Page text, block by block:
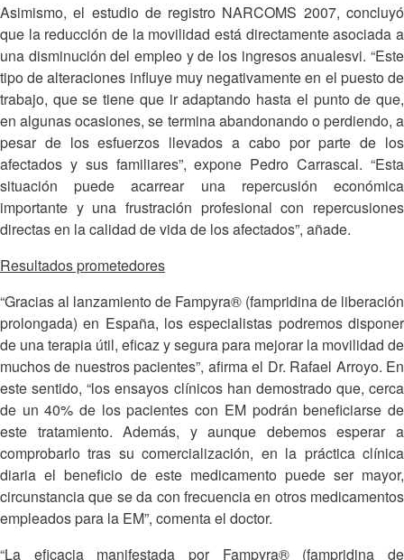
Asimismo, el estudio de registro NARCOMS 2007, concluyó
que la reducción de la movilidad está directamente asociada a
una disminución del empleo y de los ingresos anualesvi. “Este
tipo de alteraciones influye muy negativamente en el puesto de
trabajo, que se tiene que ir adaptando hasta el punto de que,
en algunas ocasiones, se termina abandonando o perdiendo, a
pesar de los esfuerzos llevados a cabo por parte de los
afectados y sus familiares”, expone Pedro Carrascal. “Esta
situación puede acarrear una repercusión económica
importante y una frustración profesional con repercusiones
directas en la calidad de vida de los afectados”, añade.
Resultados prometedores
“Gracias al lanzamiento de Fampyra® (fampridina de liberación
prolongada) en España, los especialistas podremos disponer
de una terapia útil, eficaz y segura para mejorar la movilidad de
muchos de nuestros pacientes”, afirma el Dr. Rafael Arroyo. En
este sentido, “los ensayos clínicos han demostrado que, cerca
de un 40% de los pacientes con EM podrán beneficiarse de
este tratamiento. Además, y aunque debemos esperar a
comprobarlo tras su comercialización, en la práctica clínica
diaria el beneficio de este medicamento puede ser mayor,
circunstancia que se da con frecuencia en otros medicamentos
empleados para la EM”, comenta el doctor.
“La eficacia manifestada por Fampyra® (fampridina de